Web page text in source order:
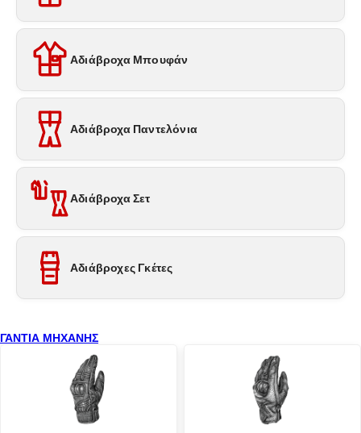
Αδιάβροχα Μπουφάν
Αδιάβροχα Παντελόνια
Αδιάβροχα Σετ
Αδιάβροχες Γκέτες
ΓΑΝΤΙΑ ΜΗΧΑΝΗΣ